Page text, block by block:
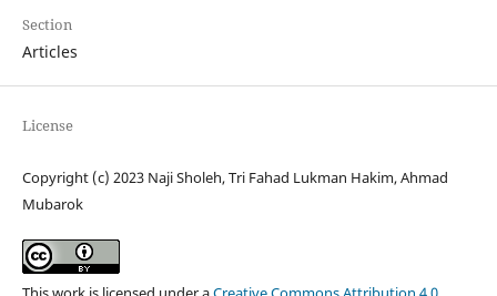
Section
Articles
License
Copyright (c) 2023 Naji Sholeh, Tri Fahad Lukman Hakim, Ahmad
Mubarok